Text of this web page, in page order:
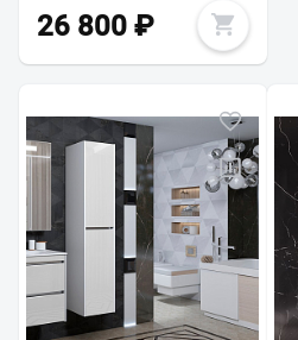
26 800 ₽